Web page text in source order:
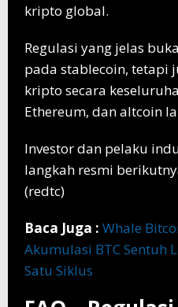
kripto global.
Regulasi yang jelas
pada stablecoin, tetapi
kripto secara
Ethereum, dan altcoin
Investor dan pelaku
langkah resmi
(redtc)
Baca Juga : Whale
Akumulasi BTC Sentuh
Satu Siklus